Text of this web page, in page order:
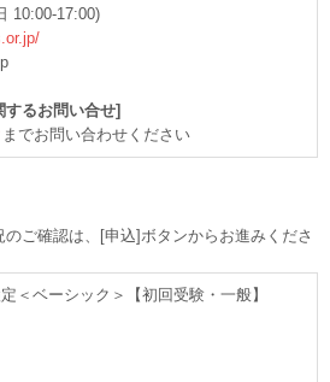
10:00-17:00)
するお問い合せ]
までお問い合わせください
ご確認は、[申込]ボタンからお進みくださ
＜ベーシック＞【初回受験・一般】